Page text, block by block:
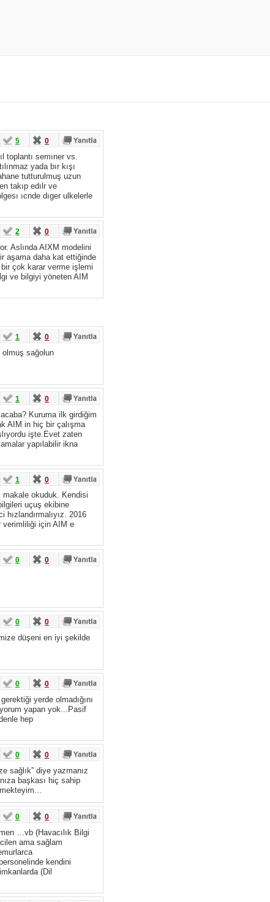
toplantı semıner vs.
yada bır kışı
tutturulmuş uzun
takıp edılr ve
ıcnde dıger ulkelerle
5 0
Aslında AIXM modelini
aşama daha kat ettiğinde
çok karar verme işlemi
ve bilgiyi yöneten AIM
2 0
olmuş sağolun
1 0
Kuruma ilk girdiğim
AIM in hiç bir çalışma
işte.Evet zaten
yapılabilir ikna
1 0
makale okuduk. Kendisi
uçuş ekibine
2016
verimliliği için AIM e
1 0
0 0
düşeni en iyi şekilde
0 0
yerde olmadığını
yapan yok...Pasif
hep
0 0
sağlık” diye yazmanız
başkası hiç sahip
0 0
…vb (Havacılık Bilgi
ama sağlam
kendini
(Dil
0 0